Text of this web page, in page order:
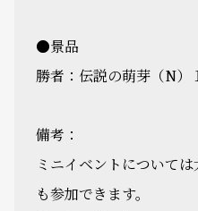
●景品
勝者：伝説の萌芽（N）
備考：
ミニイベントについて
も参加できます。